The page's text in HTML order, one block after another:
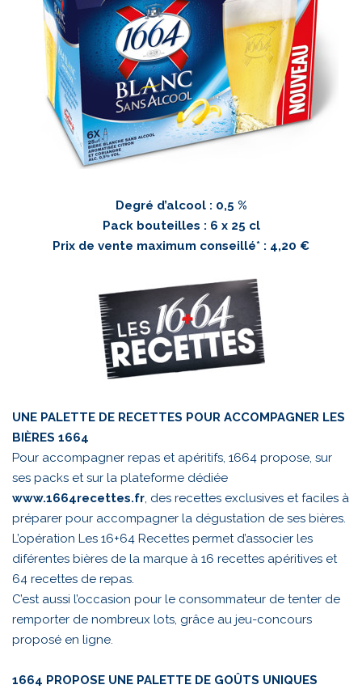
Degré d’alcool : 0,5 %
Pack bouteilles : 6 x 25 cl
Prix de vente maximum conseillé* : 4,20 €
UNE PALETTE DE RECETTES POUR ACCOMPAGNER LES
BIÈRES 1664
Pour accompagner repas et apéritifs, 1664 propose, sur
ses packs et sur la plateforme dédiée
www.1664recettes.fr, des recettes exclusives et faciles à
préparer pour accompagner la dégustation de ses bières.
L’opération Les 16+64 Recettes permet d’associer les
diférentes bières de la marque à 16 recettes apéritives et
64 recettes de repas.
C’est aussi l’occasion pour le consommateur de tenter de
remporter de nombreux lots, grâce au jeu-concours
proposé en ligne.
1664 PROPOSE UNE PALETTE DE GOÛTS UNIQUES